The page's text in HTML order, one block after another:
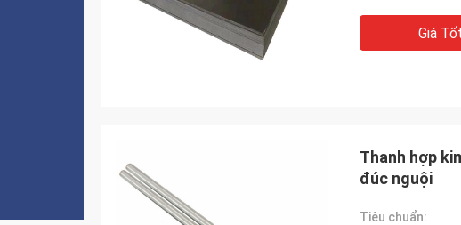
Giá
Thanh hợp
đúc nguội
Tiêu chuẩn: